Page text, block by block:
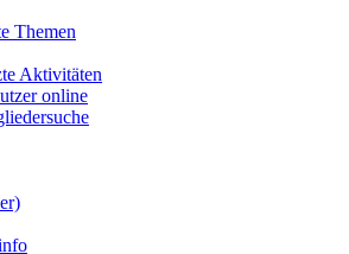
Themen
Aktivitäten
online